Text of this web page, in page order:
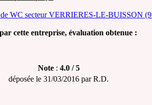
de WC secteur VERRIERES-LE-BUISSON
cette entreprise, évaluation obtenue :
Note: 4.0/5
déposée le 31/03/2016 parR.D.